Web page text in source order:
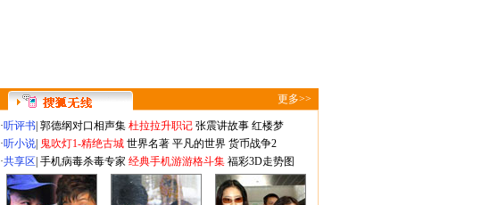
更多>>
·听评书 郭德纲对口相声集 杜拉拉升职记 张震讲故事 红楼梦
·听小说 鬼吹灯1-精绝古城 世界名著 平凡的世界 货币战争2
·共享区 手机病毒杀毒专家 经典手机游游格斗集 福彩3D走势图